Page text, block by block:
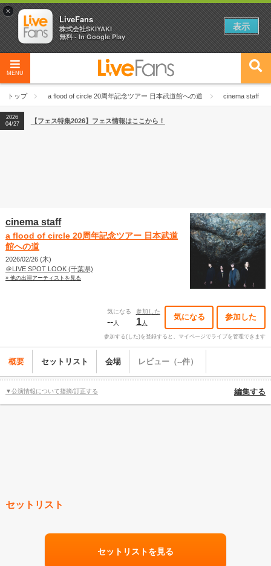
MENU
トップ a flood of circle 20周年記念ツアー 日本武道館への道 cinema staff
2026
04/27
2026
【ライブ動員ランキング】2026年上半期編発表！
2026
04/27
【フェス特集2026】フェス情報はここから！
cinema staff
a flood of circle 20周年記念ツアー 日本武道
館への道
2026/02/26 (木)
＠LIVE SPOT LOOK (千葉県)
» 他の出演アーティストを見る
気になる
--人
参加した
1人
気になる 参加した
参加する(した)を登録すると、マイページでライブを管理できます
概要 セットリスト 会場 レビュー（--件）
▼公演情報について指摘/訂正する 編集する
セットリスト
セットリストを見る
×
LiveFans
株式会社SKIYAKI
無料 - In Google Play
表示